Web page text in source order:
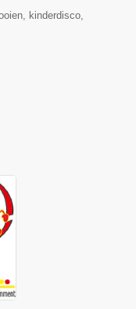
kinderdisco,